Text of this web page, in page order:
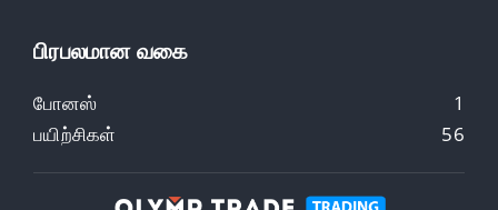
பிரபலமான வகை
போனஸ்
1
பயிற்சிகள்
56